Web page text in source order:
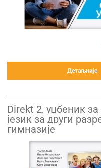
Детаљније
Direkt 2, уџбеник
језик за други
гимназије